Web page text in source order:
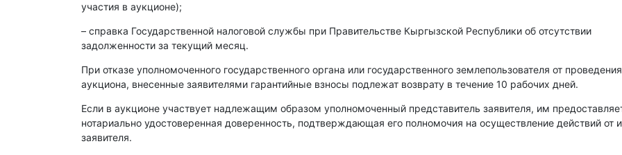
участия в аукционе);
– справка Государственной налоговой службы при Правительстве Кыргызской Республики об отсутствии
задолженности за текущий месяц.
При отказе уполномоченного государственного органа или государственного землепользователя от проведения
аукциона, внесенные заявителями гарантийные взносы подлежат возврату в течение 10 рабочих дней.
Если в аукционе участвует надлежащим образом уполномоченный представитель заявителя, им
нотариально удостоверенная доверенность, подтверждающая его полномочия на осуществление действий от
заявителя.